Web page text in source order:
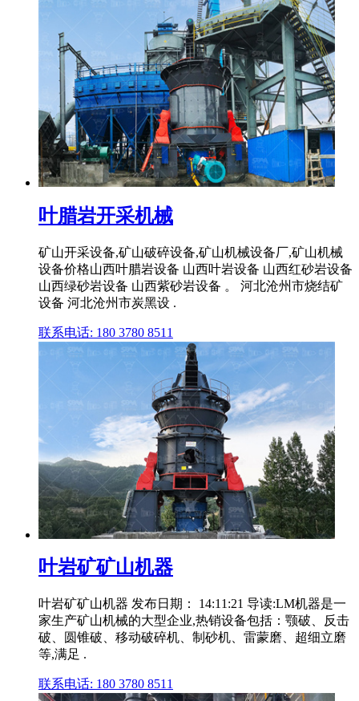
叶腊岩开采机械
矿山开采设备,矿山破碎设备,矿山机械设备厂,矿山机械
设备价格山西叶腊岩设备 山西叶岩设备 山西红砂岩设备
山西绿砂岩设备 山西紫砂岩设备 。 河北沧州市烧结矿
设备 河北沧州市炭黑设 .
联系电话: 180 3780 8511
叶岩矿矿山机器
叶岩矿矿山机器 发布日期： 14:11:21 导读:LM机器是一
家生产矿山机械的大型企业,热销设备包括：颚破、反击
破、圆锥破、移动破碎机、制砂机、雷蒙磨、超细立磨
等,满足 .
联系电话: 180 3780 8511